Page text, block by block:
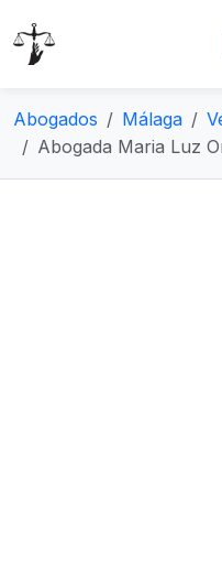
Abogados Málaga
Abogada Maria Luz